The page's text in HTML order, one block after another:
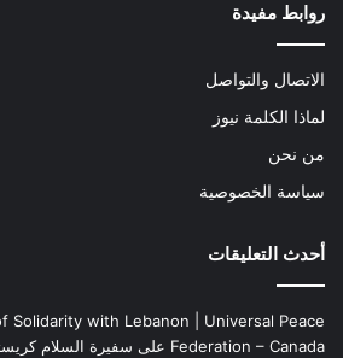
روابط مفيدة
الاتصال والتواصل
لماذا الكلمة نيوز
من نحن
سياسة الخصوصية
أحدث التعليقات
Solidarity with Lebanon | Universal Peace
Federation – Canada على سفيرة السلام